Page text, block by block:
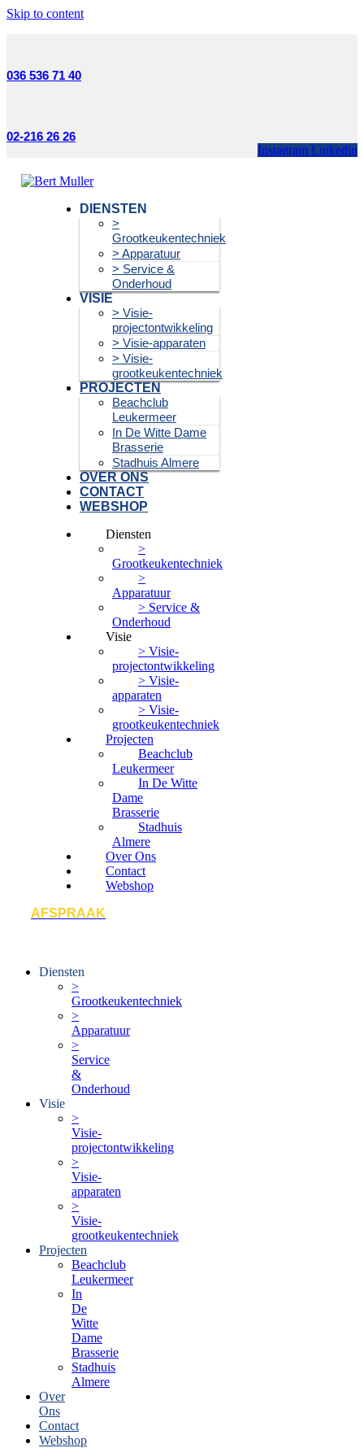
Skip to content
036 536 71 40
02-216 26 26
Instagram Linkedin
DIENSTEN
>
Grootkeukentechniek
> Apparatuur
> Service &
Onderhoud
VISIE
> Visie-
projectontwikkeling
> Visie-apparaten
> Visie-
grootkeukentechniek
PROJECTEN
Beachclub
Leukermeer
In De Witte Dame
Brasserie
Stadhuis Almere
OVER ONS
CONTACT
WEBSHOP
Diensten
>
Grootkeukentechniek
>
Apparatuur
> Service &
Onderhoud
Visie
> Visie-
projectontwikkeling
> Visie-
apparaten
> Visie-
grootkeukentechniek
Projecten
Beachclub
Leukermeer
In De Witte
Dame
Brasserie
Stadhuis
Almere
Over Ons
Contact
Webshop
AFSPRAAK
Diensten
>
Grootkeukentechniek
>
Apparatuur
>
Service
&
Onderhoud
Visie
>
Visie-
projectontwikkeling
>
Visie-
apparaten
>
Visie-
grootkeukentechniek
Projecten
Beachclub
Leukermeer
In
De
Witte
Dame
Brasserie
Stadhuis
Almere
Over
Ons
Contact
Webshop